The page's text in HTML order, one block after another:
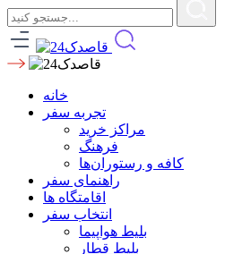
خانه
تجربه سفر
مراکز خرید
فرهنگ
کافه و رستوران‌ها
راهنمای سفر
اقامتگاه ها
انتخاب سفر
بلیط هواپیما
بلیط قطار